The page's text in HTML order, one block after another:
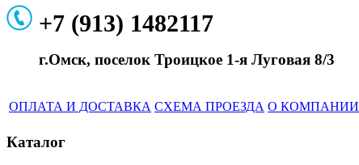
+7 (913) 1482117
г.Омск, поселок Троицкое 1-я Луговая 8/3
ОПЛАТА И ДОСТАВКА СХЕМА ПРОЕЗДА О КОМПАНИИ
Каталог